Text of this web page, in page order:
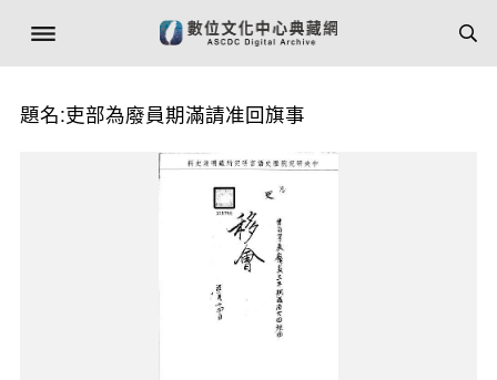
題名:吏部為廢員期滿請准回旗事